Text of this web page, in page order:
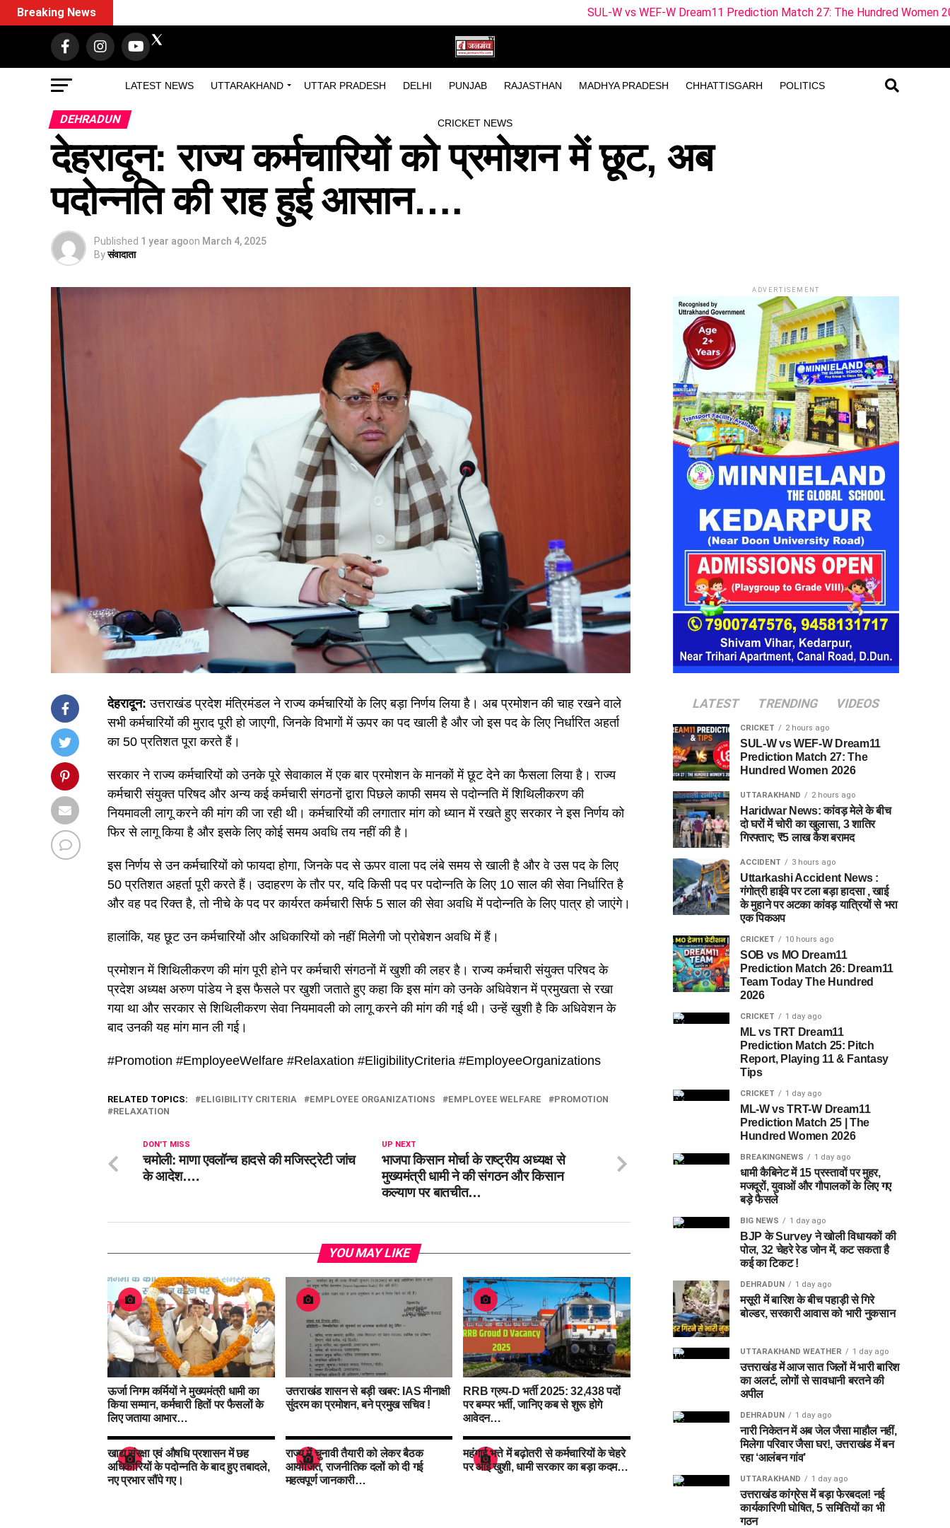
LATEST NEWS UTTARAKHAND UTTAR PRADESH DELHI PUNJAB RAJASTHAN MADHYA PRADESH CHHATTISGARH POLITICS
CRICKET NEWS
Breaking News SUL-W vs WEF-W Dream11 Prediction Match 27: The Hundred Women 2026
DEHRADUN
देहरादून: राज्य कर्मचारियों को प्रमोशन में छूट, अब
पदोन्नति की राह हुई आसान….
Published 1 year agoon March 4, 2025
Byसंवादाता
देहरादून: उत्तराखंड प्रदेश मंत्रिमंडल ने राज्य कर्मचारियों के लिए बड़ा निर्णय लिया है। अब प्रमोशन की चाह रखने वाले
सभी कर्मचारियों की मुराद पूरी हो जाएगी, जिनके विभागों में ऊपर का पद खाली है और जो इस पद के लिए निर्धारित अहर्ता
का 50 प्रतिशत पूरा करते हैं।
सरकार ने राज्य कर्मचारियों को उनके पूरे सेवाकाल में एक बार प्रमोशन के मानकों में छूट देने का फैसला लिया है। राज्य
कर्मचारी संयुक्त परिषद और अन्य कई कर्मचारी संगठनों द्वारा पिछले काफी समय से पदोन्नति में शिथिलीकरण की
नियमावली लागू करने की मांग की जा रही थी। कर्मचारियों की लगातार मांग को ध्यान में रखते हुए सरकार ने इस निर्णय को
फिर से लागू किया है और इसके लिए कोई समय अवधि तय नहीं की है।
इस निर्णय से उन कर्मचारियों को फायदा होगा, जिनके पद से ऊपर वाला पद लंबे समय से खाली है और वे उस पद के लिए
50 प्रतिशत अहर्ता पूरी करते हैं। उदाहरण के तौर पर, यदि किसी पद पर पदोन्नति के लिए 10 साल की सेवा निर्धारित है
और वह पद रिक्त है, तो नीचे के पद पर कार्यरत कर्मचारी सिर्फ 5 साल की सेवा अवधि में पदोन्नति के लिए पात्र हो जाएंगे।
हालांकि, यह छूट उन कर्मचारियों और अधिकारियों को नहीं मिलेगी जो प्रोबेशन अवधि में हैं।
प्रमोशन में शिथिलीकरण की मांग पूरी होने पर कर्मचारी संगठनों में खुशी की लहर है। राज्य कर्मचारी संयुक्त परिषद के
प्रदेश अध्यक्ष अरुण पांडेय ने इस फैसले पर खुशी जताते हुए कहा कि इस मांग को उनके अधिवेशन में प्रमुखता से रखा
गया था और सरकार से शिथिलीकरण सेवा नियमावली को लागू करने की मांग की गई थी। उन्हें खुशी है कि अधिवेशन के
बाद उनकी यह मांग मान ली गई।
#Promotion #EmployeeWelfare #Relaxation #EligibilityCriteria #EmployeeOrganizations
RELATED TOPICS: ELIGIBILITY CRITERIA EMPLOYEE ORGANIZATIONS EMPLOYEE WELFARE
PROMOTION
RELAXATION
UP NEXT
भाजपा किसान मोर्चा के राष्ट्रीय अध्यक्ष से
मुख्यमंत्री धामी ने की संगठन और किसान
कल्याण पर बातचीत…
DON'T MISS
चमोली: माणा एवलॉन्च हादसे की मजिस्ट्रेटी जांच
के आदेश….
YOU MAY LIKE
ऊर्जा निगम कर्मियों ने मुख्यमंत्री धामी का
किया सम्मान, कर्मचारी हितों पर फैसलों के
लिए जताया आभार…
उत्तराखंड शासन से बड़ी खबर: IAS मीनाक्षी
सुंदरम का प्रमोशन, बने प्रमुख सचिव !
RRB ग्रुप-D भर्ती 2025: 32,438 पदों
पर बम्पर भर्ती, जानिए कब से शुरू होगे
आवेदन…
खाद्य संरक्षा एवं औषधि प्रशासन में छह
अधिकारियों के पदोन्नति के बाद हुए तबादले,
नए प्रभार सौंपे गए।
राज्य में चुनावी तैयारी को लेकर बैठक
आयोजित, राजनीतिक दलों को दी गई
महत्वपूर्ण जानकारी…
महंगाई भत्ते में बढ़ोतरी से कर्मचारियों के चेहरे
पर आई खुशी, धामी सरकार का बड़ा कदम…
ADVERTISEMENT
LATEST TRENDING VIDEOS
CRICKET 2 hours ago
SUL-W vs WEF-W Dream11
Prediction Match 27: The
Hundred Women 2026
UTTARAKHAND 2 hours ago
Haridwar News: कांवड़ मेले के बीच
दो घरों में चोरी का खुलासा, 3 शातिर
गिरफ्तार; ₹5 लाख कैश बरामद
ACCIDENT 3 hours ago
Uttarkashi Accident News :
गंगोत्री हाईवे पर टला बड़ा हादसा , खाई
के मुहाने पर अटका कांवड़ यात्रियों से भरा
एक पिकअप
CRICKET 10 hours ago
SOB vs MO Dream11
Prediction Match 26: Dream11
Team Today The Hundred
2026
CRICKET 1 day ago
ML vs TRT Dream11
Prediction Match 25: Pitch
Report, Playing 11 & Fantasy
Tips
CRICKET 1 day ago
ML-W vs TRT-W Dream11
Prediction Match 25 | The
Hundred Women 2026
BREAKINGNEWS 1 day ago
धामी कैबिनेट में 15 प्रस्तावों पर मुहर,
मजदूरों, युवाओं और गौपालकों के लिए गए
बड़े फैसले
BIG NEWS 1 day ago
BJP के Survey ने खोली विधायकों की
पोल, 32 चेहरे रेड जोन में, कट सकता है
कई का टिकट !
DEHRADUN 1 day ago
मसूरी में बारिश के बीच पहाड़ी से गिरे
बोल्डर, सरकारी आवास को भारी नुकसान
UTTARAKHAND WEATHER 1 day ago
उत्तराखंड में आज सात जिलों में भारी बारिश
का अलर्ट, लोगों से सावधानी बरतने की
अपील
DEHRADUN 1 day ago
नारी निकेतन में अब जेल जैसा माहौल नहीं,
मिलेगा परिवार जैसा घर!, उत्तराखंड में बन
रहा ‘आलंबन गांव’
UTTARAKHAND 1 day ago
उत्तराखंड कांग्रेस में बड़ा फेरबदल! नई
कार्यकारिणी घोषित, 5 समितियों का भी
गठन